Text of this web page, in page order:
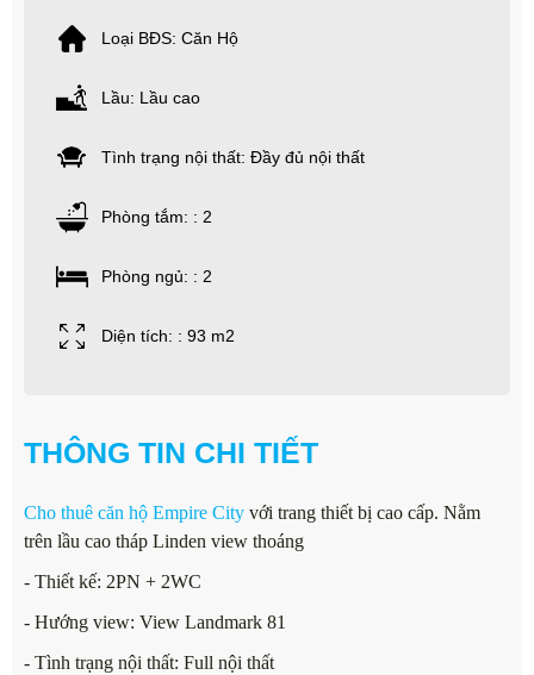
Loại BĐS: Căn Hộ
Lầu: Lầu cao
Tình trạng nội thất: Đầy đủ nội thất
Phòng tắm: : 2
Phòng ngủ: : 2
Diện tích: : 93 m2
THÔNG TIN CHI TIẾT
Cho thuê căn hộ Empire City với trang thiết bị cao cấp. Nằm
trên lầu cao tháp Linden view thoáng
- Thiết kế: 2PN + 2WC
- Hướng view: View Landmark 81
- Tình trạng nội thất: Full nội thất